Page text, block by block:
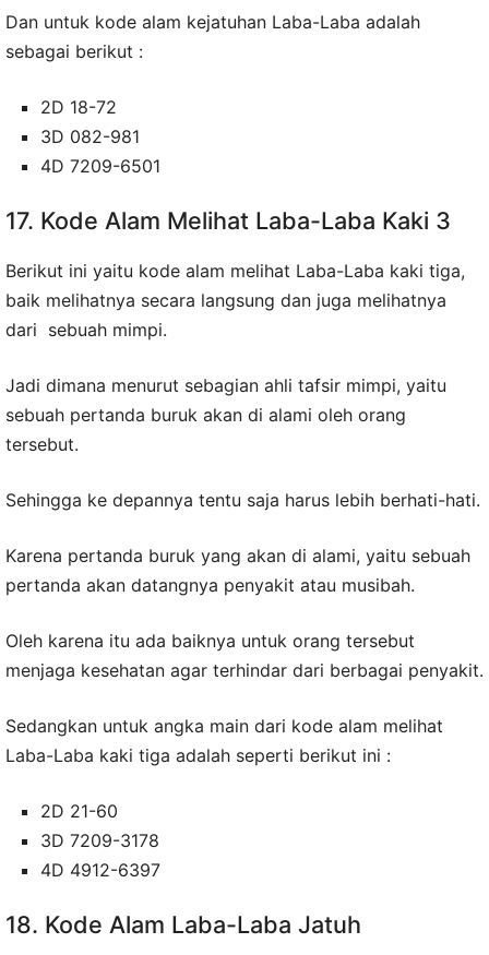
Dan untuk kode alam kejatuhan Laba-Laba adalah
sebagai berikut :
2D 18-72
3D 082-981
4D 7209-6501
17. Kode Alam Melihat Laba-Laba Kaki 3
Berikut ini yaitu kode alam melihat Laba-Laba kaki tiga,
baik melihatnya secara langsung dan juga melihatnya
dari sebuah mimpi.
Jadi dimana menurut sebagian ahli tafsir mimpi, yaitu
sebuah pertanda buruk akan di alami oleh orang
tersebut.
Sehingga ke depannya tentu saja harus lebih berhati-hati.
Karena pertanda buruk yang akan di alami, yaitu sebuah
pertanda akan datangnya penyakit atau musibah.
Oleh karena itu ada baiknya untuk orang tersebut
menjaga kesehatan agar terhindar dari berbagai penyakit.
Sedangkan untuk angka main dari kode alam melihat
Laba-Laba kaki tiga adalah seperti berikut ini :
2D 21-60
3D 7209-3178
4D 4912-6397
18. Kode Alam Laba-Laba Jatuh